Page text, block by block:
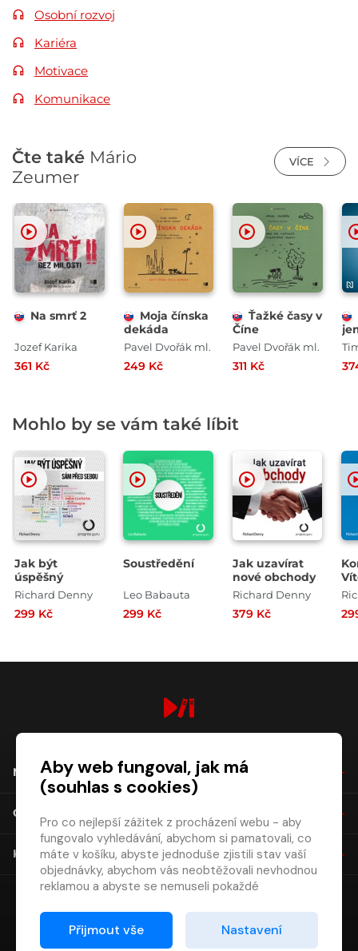
Osobní rozvoj
Kariéra
Motivace
Komunikace
Čte také Mário
Zeumer
VÍCE
Na smrť 2
Jozef Karika
361 Kč
Moja čínska
dekáda
Pavel Dvořák ml.
249 Kč
Ťažké časy v
Číne
Pavel Dvořák ml.
311 Kč
Mohlo by se vám také líbit
Jak být
úspěšný
Richard Denny
299 Kč
Soustředění
Leo Babauta
299 Kč
Jak uzavírat
nové obchody
Richard Denny
379 Kč
NÁKUP
O SPOLEČNOSTI
KONTAKT
Aby web fungoval, jak má
(souhlas s cookies)
Pro co nejlepší zážitek z procházení webu - aby
fungovalo vyhledávání, abychom si pamatovali, co
máte v košíku, abyste jednoduše zjistili stav vaší
objednávky, abychom vás neobtěžovali nevhodnou
reklamou a abyste se nemuseli pokaždé
Proto od vás potřebujeme souhlas se
zpracováním souborů cookies
Přijmout vše Nastavení